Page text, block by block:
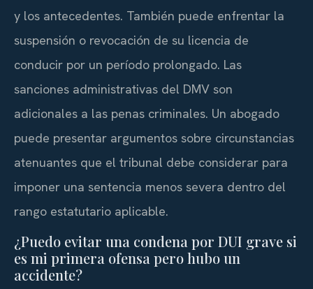
y los antecedentes. También puede enfrentar la
suspensión o revocación de su licencia de
conducir por un período prolongado. Las
sanciones administrativas del DMV son
adicionales a las penas criminales. Un abogado
puede presentar argumentos sobre circunstancias
atenuantes que el tribunal debe considerar para
imponer una sentencia menos severa dentro del
rango estatutario aplicable.
¿Puedo evitar una condena por DUI grave si
es mi primera ofensa pero hubo un
accidente?